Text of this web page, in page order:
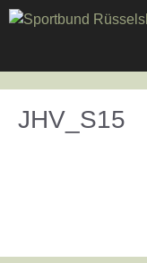
Zum
Inhalt
JHV_S15